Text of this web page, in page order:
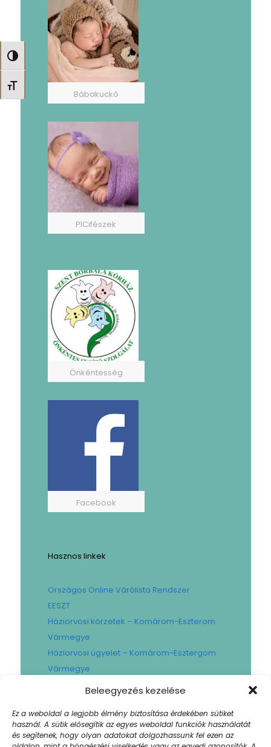
Beleegyezés kezelése
Ez a weboldal a legjobb élmény biztosítása érdekében sütiket
használ. A sütik elősegítik az egyes weboldal funkciók használatát
és segítenek, hogy olyan adatokat dolgozhassunk fel ezen az
Nagy kontraszt váltása
Betűméret váltásaBábakuckó
PICifészek
Önkéntesség
Facebook
Hasznos linkek
Országos Online Várólista Rendszer
EESZT
Háziorvosi körzetek – Komárom-Eszterom
Vármegye
Háziorvosi ügyelet – Komárom-Esztergom
Vármegye
Gyógyszertári ügyelet – Komárom-
Városi Fogászat
Művese Állomás B.Braun